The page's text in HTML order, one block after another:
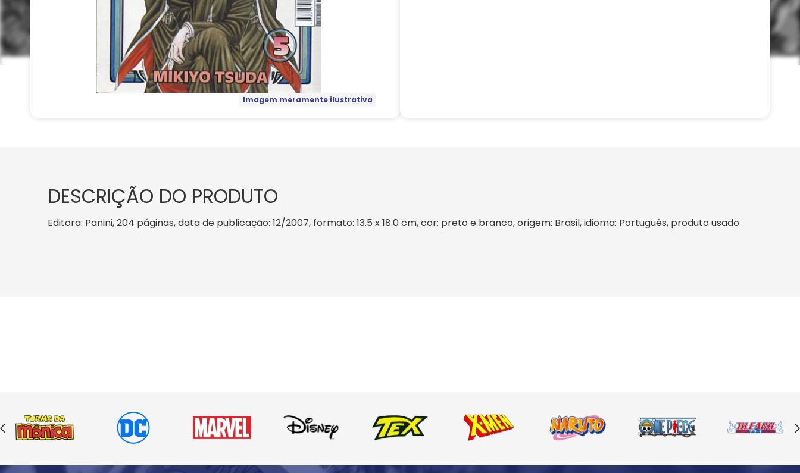
Imagem meramente ilustrativa
DESCRIÇÃO DO PRODUTO
Editora: Panini, 204 páginas, data de publicação: 12/2007, formato: 13.5 x 18.0 cm, cor: preto e branco, origem: Brasil, idioma: Português, produto usado